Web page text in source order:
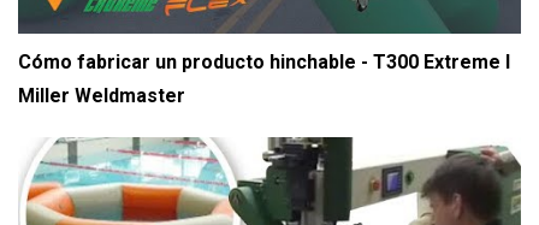
Cómo fabricar un producto hinchable - T300 Extreme I
Miller Weldmaster